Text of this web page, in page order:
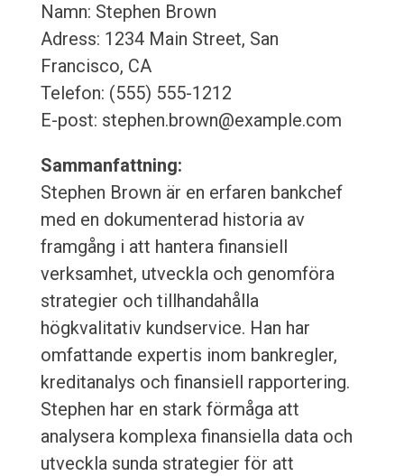
Namn: Stephen Brown
Adress: 1234 Main Street, San
Francisco, CA
Telefon: (555) 555-1212
E-post: stephen.brown@example.com
Sammanfattning:
Stephen Brown är en erfaren bankchef
med en dokumenterad historia av
framgång i att hantera finansiell
verksamhet, utveckla och genomföra
strategier och tillhandahålla
högkvalitativ kundservice. Han har
omfattande expertis inom bankregler,
kreditanalys och finansiell rapportering.
Stephen har en stark förmåga att
analysera komplexa finansiella data och
utveckla sunda strategier för att